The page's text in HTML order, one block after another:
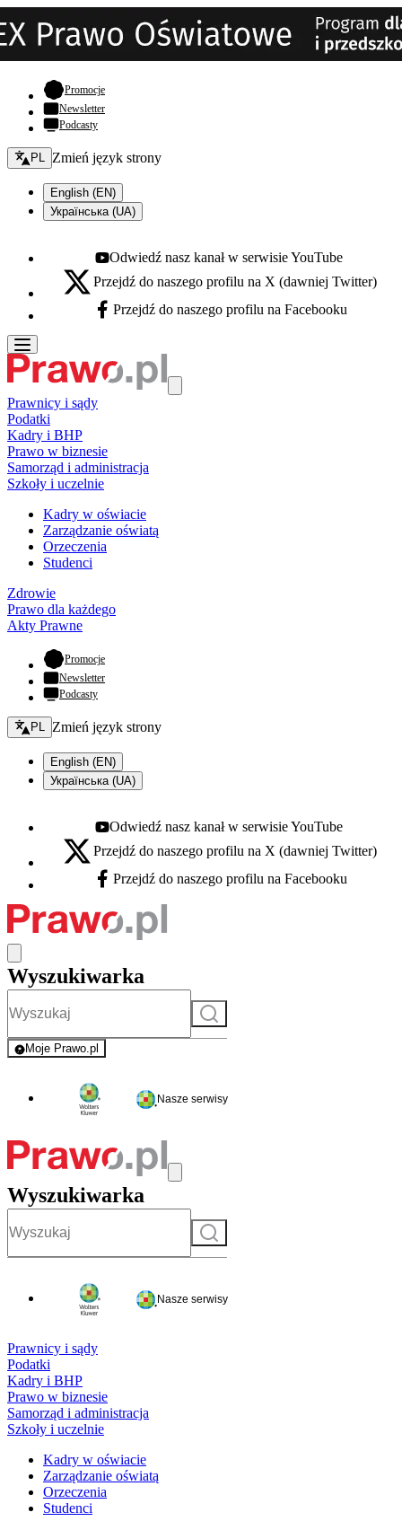
Promocje- otwiera się w nowej karcie
Newsletter
Podcasty
Zmień język - bieżący:
PL Zmień język strony
English (EN)
Українська (UA)
Youtube - otwiera się w nowej karcie
Odwiedź nasz kanał w serwisie YouTube
X - otwiera się w nowej karcie
Przejdź do naszego profilu na X (dawniej Twitter)
Facebook - otwiera się w nowej karcie
Przejdź do naszego profilu na Facebooku
Prawnicy i sądy
Podatki
Kadry i BHP
Prawo w biznesie
Samorząd i administracja
Szkoły i uczelnie
Kadry w oświacie
Zarządzanie oświatą
Orzeczenia
Studenci
Zdrowie
Prawo dla każdego
Akty Prawne
Promocje- otwiera się w nowej karcie
Newsletter
Podcasty
Zmień język - bieżący:
PL Zmień język strony
English (EN)
Українська (UA)
Youtube - otwiera się w nowej karcie
Odwiedź nasz kanał w serwisie YouTube
X - otwiera się w nowej karcie
Przejdź do naszego profilu na X (dawniej Twitter)
Facebook - otwiera się w nowej karcie
Przejdź do naszego profilu na Facebooku
Wyszukiwarka
Szukaj
Moje Prawo.pl
- rejestracja i logowanie do serwisu
Nasze serwisy
Wyszukiwarka
Szukaj
Nasze serwisy
Prawnicy i sądy
Podatki
Kadry i BHP
Prawo w biznesie
Samorząd i administracja
Szkoły i uczelnie
Kadry w oświacie
Zarządzanie oświatą
Orzeczenia
Studenci